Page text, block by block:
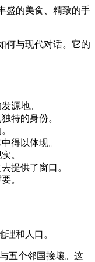
盛的美食、精致的手
何与现代对话。它的
源地。
特的身份。
得以体现。
。
提供了窗口。
。
理和人口。
五个邻国接壤。这